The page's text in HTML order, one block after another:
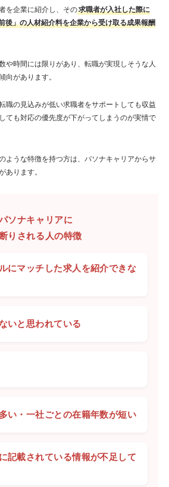
を企業に紹介し、その求職者が入社した際に
後」の人材紹介料を企業から受け取る成果報酬
や時間には限りがあり、転職が実現しそうな人
向があります。
職の見込みが低い求職者をサポートしても収益
ても対応の優先度が下がってしまうのが実情で
ような特徴を持つ方は、パソナキャリアからサ
あります。
ソナキャリアに
りされる人の特徴
にマッチした求人を紹介できな
いと思われている
い・一社ごとの在籍年数が短い
記載されている情報が不足して